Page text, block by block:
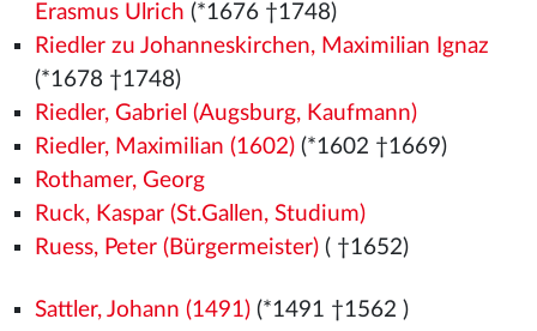
Erasmus Ulrich (*1676 †1748)
Riedler zu Johanneskirchen, Maximilian Ignaz
(*1678 †1748)
Riedler, Gabriel (Augsburg, Kaufmann)
Riedler, Maximilian (1602)(*1602 †1669)
Rothamer, Georg
Ruck, Kaspar (St.Gallen, Studium)
Ruess, Peter (Bürgermeister)( †1652)
Sattler, Johann (1491)(*1491 †1562 )